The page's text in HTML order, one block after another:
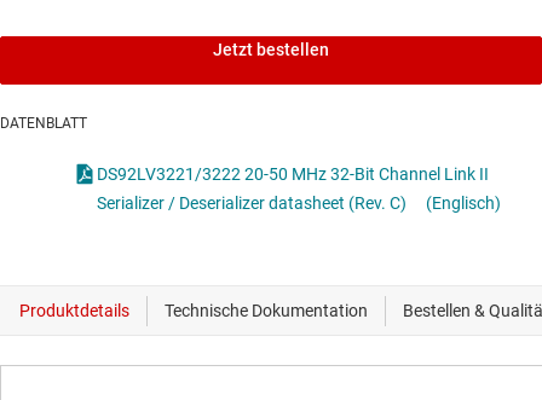
Jetzt bestellen
DATENBLATT
DS92LV3221/3222 20-50 MHz 32-Bit Channel Link II
Serializer / Deserializer datasheet (Rev. C)
(Englisch)